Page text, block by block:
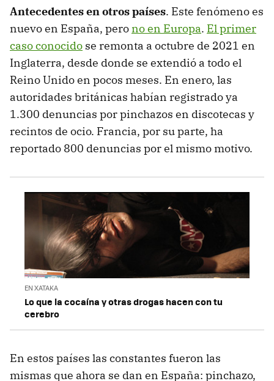
Antecedentes en otros países. Este fenómeno es
nuevo en España, perono en Europa. El primer
caso conocido se remonta a octubre de 2021 en
Inglaterra, desde donde se extendió a todo el
Reino Unido en pocos meses. En enero, las
autoridades británicas habían registrado ya
1.300 denuncias por pinchazos en discotecas y
recintos de ocio. Francia, por su parte, ha
reportado 800 denuncias por el mismo motivo.
EN XATAKA
Lo que la cocaína y otras drogas hacen con tu
cerebro
En estos países las constantes fueron las
mismas que ahora se dan en España: pinchazo,